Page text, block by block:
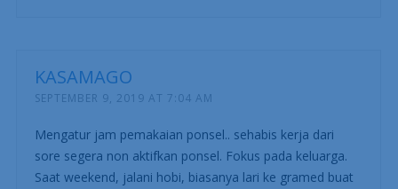
KASAMAGO
SEPTEMBER 9, 2019 AT 7:04 AM
Mengatur jam pemakaian ponsel.. sehabis kerja dari
sore segera non aktifkan ponsel. Fokus pada keluarga.
Saat weekend, jalani hobi, biasanya lari ke gramed buat